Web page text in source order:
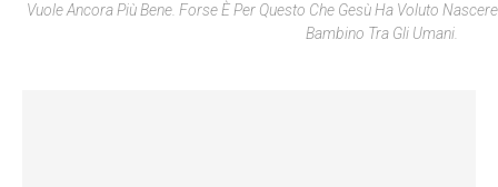
Vuole Ancora Più Bene. Forse È Per Questo Che Gesù Ha Voluto Nascere
Bambino Tra Gli Umani.